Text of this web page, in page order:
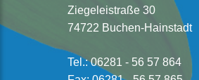
Ziegeleistraße 30
74722 Buchen-Hainstadt
Tel.: 06281 - 56 57 864